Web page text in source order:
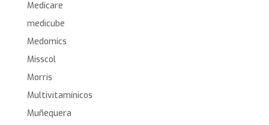
Medicare
medicube
Medomics
Misscol
Morris
Multivitamínicos
Muñequera